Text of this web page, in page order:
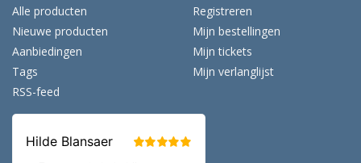
Alle producten
Nieuwe producten
Aanbiedingen
Tags
RSS-feed
Registreren
Mijn bestellingen
Mijn tickets
Mijn verlanglijst